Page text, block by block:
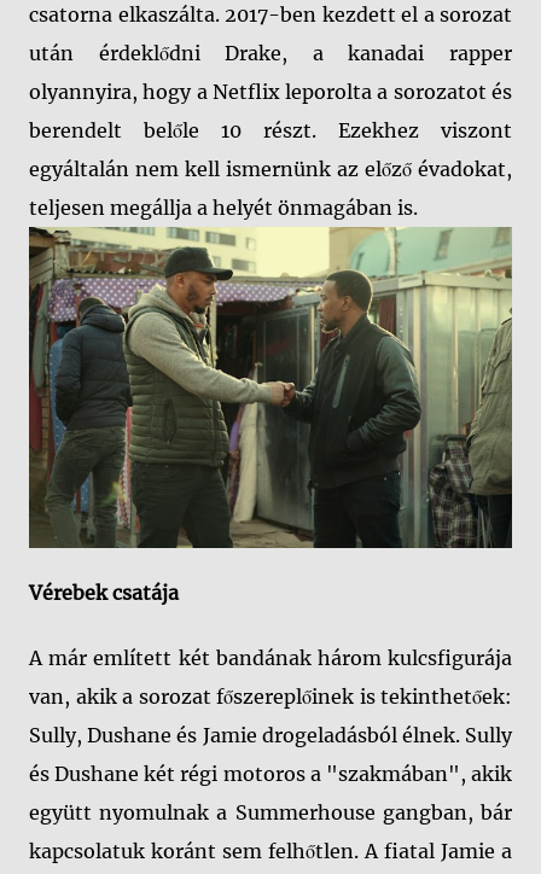
csatorna elkaszálta. 2017-ben kezdett el a sorozat
után érdeklődni Drake, a kanadai rapper
olyannyira, hogy a Netflix leporolta a sorozatot és
berendelt belőle 10 részt. Ezekhez viszont
egyáltalán nem kell ismernünk az előző évadokat,
teljesen megállja a helyét önmagában is.
Vérebek csatája
A már említett két bandának három kulcsfigurája
van, akik a sorozat főszereplőinek is tekinthetőek:
Sully, Dushane és Jamie drogeladásból élnek. Sully
és Dushane két régi motoros a "szakmában", akik
együtt nyomulnak a Summerhouse gangban, bár
kapcsolatuk koránt sem felhőtlen. A fiatal Jamie a